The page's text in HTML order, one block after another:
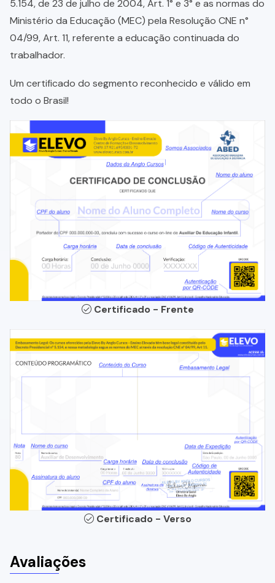
5.154, de 23 de julho de 2004, Art. 1° e 3° e as normas do
Ministério da Educação (MEC) pela Resolução CNE n°
04/99, Art. 11, referente a educação continuada do
trabalhador.
Um certificado do segmento reconhecido e válido em
todo o Brasil!
Certificado - Frente
Certificado - Verso
Avaliações